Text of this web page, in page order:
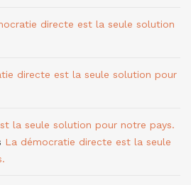
directe est la seule solution
directe est la seule solution pour
la seule solution pour notre pays.
La démocratie directe est la seule